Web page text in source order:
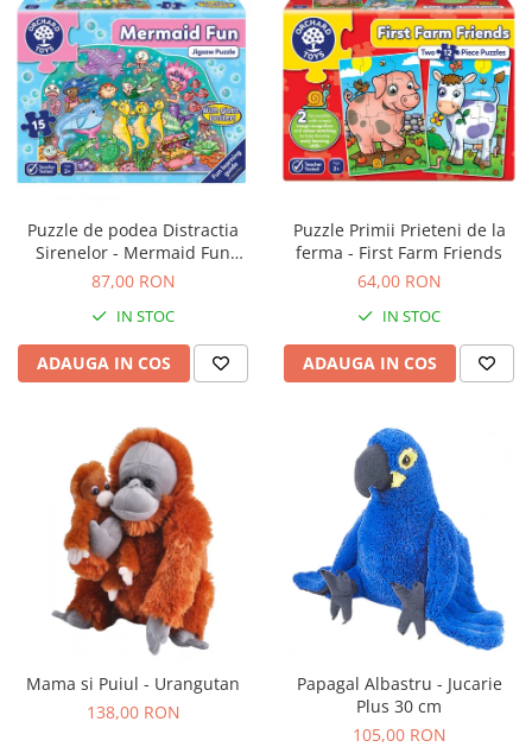
Puzzle de podea Distractia
Sirenelor - Mermaid Fun
puzzle
87,00 RON
IN STOC
ADAUGA IN COS
Puzzle Primii Prieteni de la
ferma - First Farm Friends
64,00 RON
IN STOC
ADAUGA IN COS
Mama si Puiul - Urangutan
138,00 RON
Papagal Albastru - Jucarie
Plus 30 cm
105,00 RON